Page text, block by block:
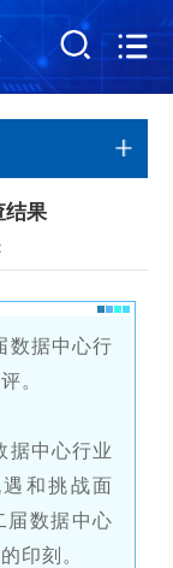
结果
数据中心行
。
据中心行业
和挑战面
届数据中心
印刻。